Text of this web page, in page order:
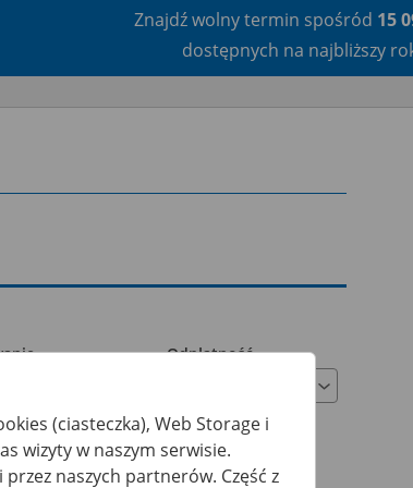
Znajdź wolny termin spośród 15
dostępnych na najbliższy
Odpłatność
(ciasteczka), Web Storage i
wizyty w naszym serwisie.
naszych partnerów. Część z